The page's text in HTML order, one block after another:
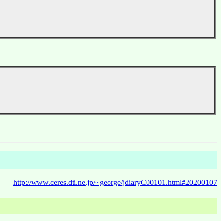
http://www.ceres.dti.ne.jp/~george/jdiaryC00101.html#20200107